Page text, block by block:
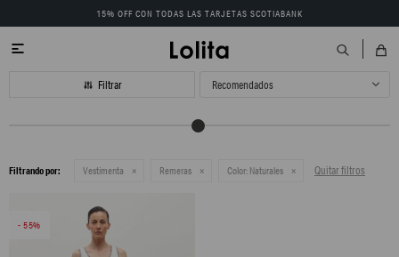
15% OFF CON TODAS LAS TARJETAS SCOTIABANK

Recomendados
Filtrando por: Vestimenta Remeras Color: Naturales Quitar filtros
55